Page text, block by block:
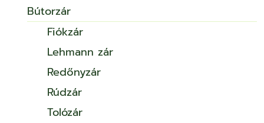
Bútorzár
Fiókzár
Lehmann zár
Redőnyzár
Rúdzár
Tolózár